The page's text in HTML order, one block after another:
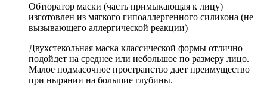
Обтюратор маски (часть примыкающая к лицу)
изготовлен из мягкого гипоаллергенного силикона (не
вызывающего аллергической реакции)
Двухстекольная маска классической формы отлично
подойдет на среднее или небольшое по размеру лицо.
Малое подмасочное пространство дает преимущество
при нырянии на большие глубины.